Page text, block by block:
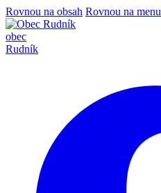
Rovnou na obsah Rovnou na menu
obec
Rudník